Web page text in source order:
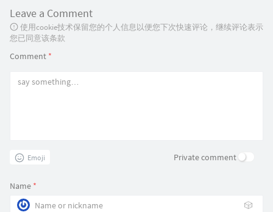
Leave a Comment
使用cookie技术保留您的个人信息以便您下次快速评论，继续评论表示
您已同意该条款
Comment *
Emoji Private comment
Name *
🎲